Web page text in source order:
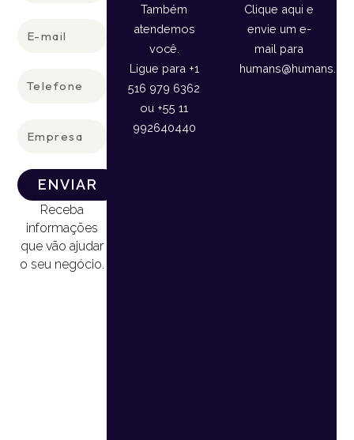
ENVIAR
Receba
informações
que vão ajudar
o seu negócio.
Também
atendemos
você.
Ligue para +1
516 979 6362
ou +55 11
992640440
Clique aqui e
envie um e-
mail para